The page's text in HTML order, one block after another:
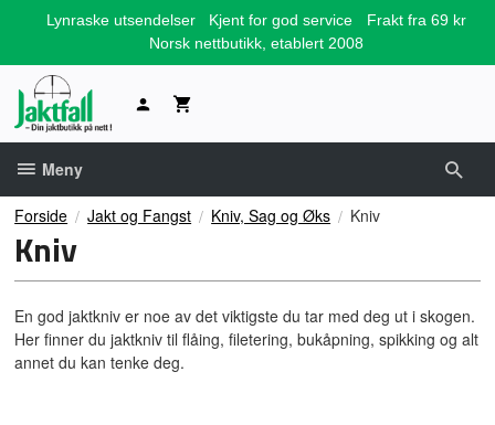
Lynraske utsendelser Kjent for god service
Frakt fra 69 kr
Norsk nettbutikk, etablert 2008
Meny
Forside Jakt og Fangst Kniv, Sag og Øks Kniv
Kniv
En god jaktkniv er noe av det viktigste du tar med deg ut i skogen.
Her finner du jaktkniv til flåing, filetering, bukåpning, spikking og alt
annet du kan tenke deg.